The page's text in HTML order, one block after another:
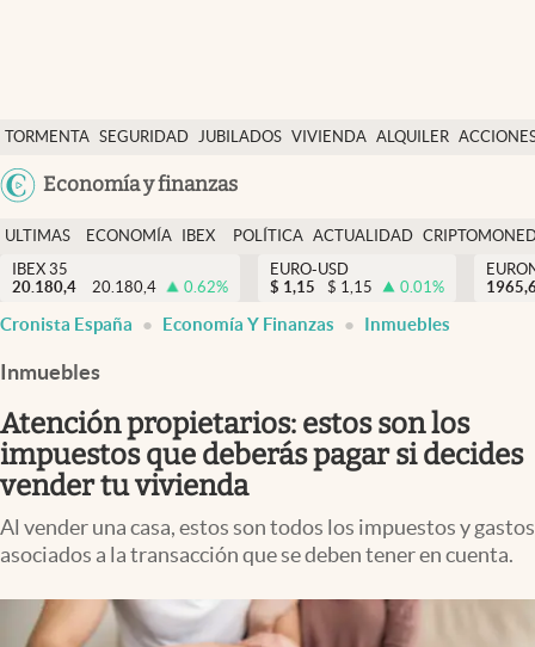
TORMENTA SEGURIDAD JUBILADOS VIVIENDA ALQUILER
USA
Colombia
Economía y finanzas
Economía y finanzas
Política
Actualidad
Criptomonedas
España
ULTIMAS
NOTICIAS
ECONOMÍA
FINANZAS
IBEX
EURO
POLÍTICA ACTUALIDAD
IBEX 35
20.180,4
20.180,4 0.62%
EURO-USD
$ 1,15 $ 1,15 0.01%
Cronista España Economía Y Finanzas Inmuebles
Inmuebles
Atención propietarios: estos son los
impuestos que deberás pagar si decides
vender tu vivienda
Al vender una casa, estos son todos los impuestos y gastos
asociados a la transacción que se deben tener en cuenta.